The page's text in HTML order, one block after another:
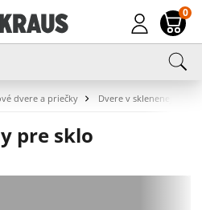
0
dvere a priečky Dvere v sklenenej
pre sklo